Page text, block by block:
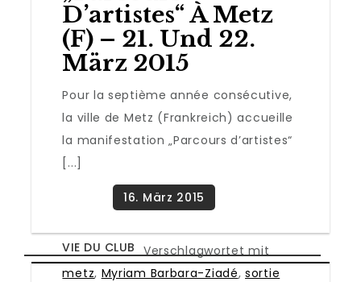
D’artistes“ À Metz
(F) – 21. Und 22.
März 2015
Pour la septième année consécutive,
la ville de Metz (Frankreich) accueille
la manifestation „Parcours d’artistes“
[...]
VIE DU CLUB Verschlagwortet mit
metz, Myriam Barbara-Ziadé,sortie